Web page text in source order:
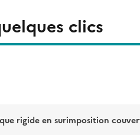
clics
rigide en surimposition